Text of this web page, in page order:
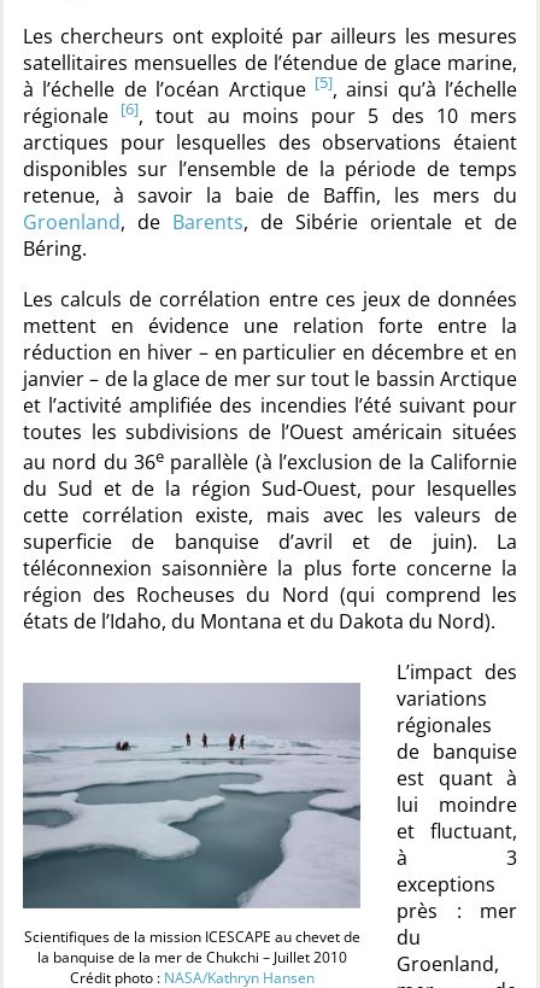
Les chercheurs ont exploité par ailleurs les mesures
satellitaires mensuelles de l’étendue de glace marine,
à l’échelle de l’océan Arctique [5], ainsi qu’à l’échelle
régionale
[6], tout au moins pour 5 des 10 mers
arctiques pour lesquelles des observations étaient
disponibles sur l’ensemble de la période de temps
retenue, à savoir la baie de Baffin, les mers du
Groenland, de Barents, de Sibérie orientale et de
Béring.
Les calculs de corrélation entre ces jeux de données
mettent en évidence une relation forte entre la
réduction en hiver – en particulier en décembre et en
janvier – de la glace de mer sur tout le bassin Arctique
et l’activité amplifiée des incendies l’été suivant pour
toutes les subdivisions de l’Ouest américain situées
au nord du 36e parallèle (à l’exclusion de la Californie
du Sud et de la région Sud-Ouest, pour lesquelles
cette corrélation existe, mais avec les valeurs de
superficie de banquise d’avril et de juin). La
téléconnexion saisonnière la plus forte concerne la
région des Rocheuses du Nord (qui comprend les
états de l’Idaho, du Montana et du Dakota du Nord).
Scientifiques de la mission ICESCAPE au chevet de
la banquise de la mer de Chukchi – Juillet 2010
Crédit photo : NASA/Kathryn Hansen
L’impact des
variations
régionales
de banquise
est quant à
lui moindre
et fluctuant,
à 3
exceptions
près : mer
du
Groenland,